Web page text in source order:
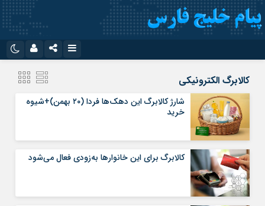
سروش
ایتا
آپارات
رمز عبور
مرا به خاطر بسپار
کالابرگ الکترونیکی
شارژ کالابرگ این دهک‌ها فردا (۲۰ بهمن)+شیوه
خرید
کالابرگ برای این خانوارها به‌زودی فعال می‌شود